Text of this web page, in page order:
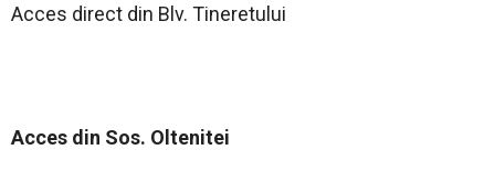
Acces direct din Blv. Tineretului
Acces din Sos. Oltenitei